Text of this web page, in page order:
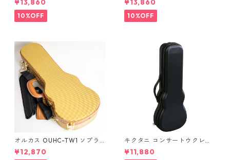
10%OFF 10%OFF
オルカス OUHC-TW1 ソプラ
ノウクレレ用ハードケース
¥12,870
キクタニ コンサートウクレレ
用ハードケース UPC-12N
¥11,880